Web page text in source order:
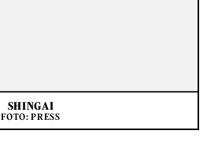
SHINGAI
FOTO: PRESS